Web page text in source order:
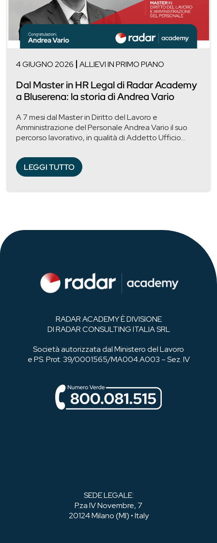
4 GIUGNO 2026 ALLIEVI IN PRIMO PIANO
Dal Master in HR Legal di Radar Academy
a Bluserena: la storia di Andrea Vario
A 7 mesi dal Master in Diritto del Lavoro e
Amministrazione del Personale Andrea Vario il suo
percorso lavorativo, in qualità di Addetto Ufficio...
LEGGI TUTTO
RADAR ACADEMY È DIVISIONE
DI RADAR CONSULTING ITALIA SRL
Società autorizzata dal Ministero del Lavoro
e PS. Prot. 39/0001565/MA004.A003 – Sez. IV
SEDE LEGALE:
P.za IV Novembre, 7
20124 Milano (MI) • Italy